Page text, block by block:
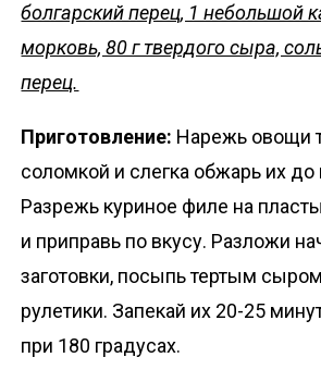
болгарский перец, 1 небольшой
морковь, 80 г твердого сыра,
перец.
Приготовление: Нарежь овощи
соломкой и слегка обжарь их до
Разрежь куриное филе на
и приправь по вкусу. Разложи
заготовки, посыпь тертым
рулетики. Запекай их 20-25
при 180 градусах.